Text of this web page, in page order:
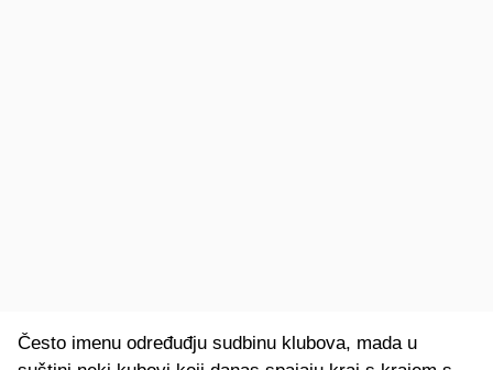
Često imenu određuđju sudbinu klubova, mada u